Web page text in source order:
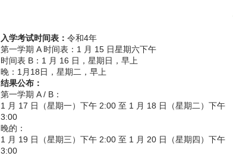
入学考试时间表： 令和4年
第一学期 A 时间表：1 月 15 日星期六下午
时间表 B：1 月 16 日，星期日，早上
晚：1月18日，星期二，早上
结果公布：
第一学期 A / B：
1 月 17 日（星期一）下午 2:00 至 1 月 18 日
（星期二）下午
3:00
晚的：
1 月 19 日（星期三）下午 2:00 至 1 月 20 日（星期四）下午
3:00